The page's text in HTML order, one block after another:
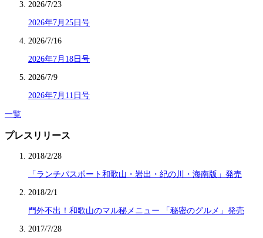
2026/7/23
2026年7月25日号
2026/7/16
2026年7月18日号
2026/7/9
2026年7月11日号
一覧
プレスリリース
2018/2/28
「ランチパスポート和歌山・岩出・紀の川・海南版」発売
2018/2/1
門外不出！和歌山のマル秘メニュー 「秘密のグルメ」発売
2017/7/28